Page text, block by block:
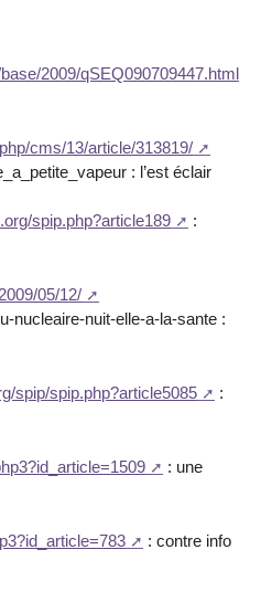
2009/qSEQ090709447.html
cms/13/article/313819/
: l’est éclair
spip.php?article189
:
05/12/
nucleaire-nuit-elle-a-la-sante :
spip/spip.php?article5085
:
: une
: contre info